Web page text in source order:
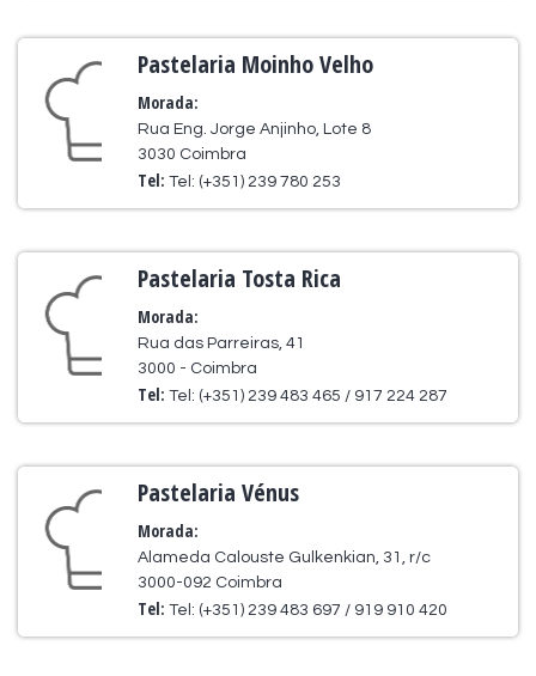
Pastelaria Moinho Velho
Morada:
Rua Eng. Jorge Anjinho, Lote 8
3030 Coimbra
Tel:Tel: (+351) 239 780 253
Pastelaria Tosta Rica
Morada:
Rua das Parreiras, 41
3000 - Coimbra
Tel:Tel: (+351) 239 483 465 / 917 224 287
Pastelaria Vénus
Morada:
Alameda Calouste Gulkenkian, 31, r/c
3000-092 Coimbra
Tel:Tel: (+351) 239 483 697 / 919 910 420